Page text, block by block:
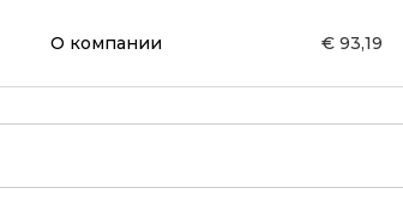
О компании € 93,19